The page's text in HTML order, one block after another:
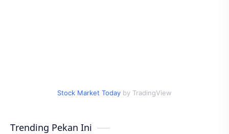
Stock Market Today by TradingView
Trending Pekan Ini